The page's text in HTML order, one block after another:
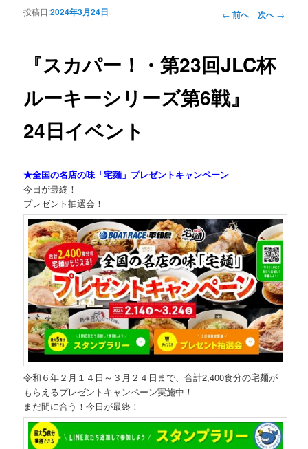
投稿ナビゲーシ
← 前へ 次へ→
『スカパー！・第23回JLC杯
ルーキーシリーズ第6戦』
24日イベント
投稿日:2024年3月24日
★全国の名店の味「宅麺」プレゼントキャンペーン
今日が最終！
プレゼント抽選会！
令和６年２月１４日～３月２４日まで、合計2,400食分の宅麺が
もらえるプレゼントキャンペーン実施中！
まだ間に合う！今日が最終！